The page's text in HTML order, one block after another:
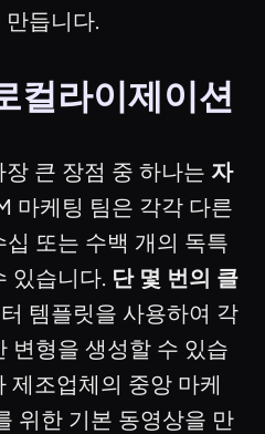
듭니다.
컬라이제이션
큰 장점 중 하나는 자
마케팅 팀은 각각 다른
또는 수백 개의 독특
있습니다. 단 몇 번의 클
템플릿을 사용하여 각
변형을 생성할 수 있습
제조업체의 중앙 마케
위한 기본 동영상을 만